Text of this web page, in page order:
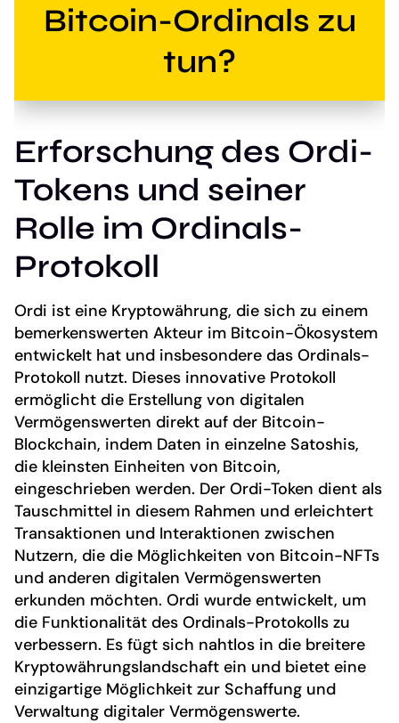
Bitcoin-Ordinals zu
tun?
Erforschung des Ordi-
Tokens und seiner
Rolle im Ordinals-
Protokoll
Ordi ist eine Kryptowährung, die sich zu einem
bemerkenswerten Akteur im Bitcoin-Ökosystem
entwickelt hat und insbesondere das Ordinals-
Protokoll nutzt. Dieses innovative Protokoll
ermöglicht die Erstellung von digitalen
Vermögenswerten direkt auf der Bitcoin-
Blockchain, indem Daten in einzelne Satoshis,
die kleinsten Einheiten von Bitcoin,
eingeschrieben werden. Der Ordi-Token dient als
Tauschmittel in diesem Rahmen und erleichtert
Transaktionen und Interaktionen zwischen
Nutzern, die die Möglichkeiten von Bitcoin-NFTs
und anderen digitalen Vermögenswerten
erkunden möchten. Ordi wurde entwickelt, um
die Funktionalität des Ordinals-Protokolls zu
verbessern. Es fügt sich nahtlos in die breitere
Kryptowährungslandschaft ein und bietet eine
einzigartige Möglichkeit zur Schaffung und
Verwaltung digitaler Vermögenswerte.